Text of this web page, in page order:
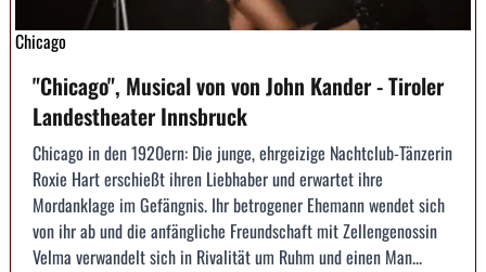
Chicago
"Chicago", Musical von von John Kander - Tiroler
Landestheater Innsbruck
Chicago in den 1920ern: Die junge, ehrgeizige Nachtclub-Tänzerin
Roxie Hart erschießt ihren Liebhaber und erwartet ihre
Mordanklage im Gefängnis. Ihr betrogener Ehemann wendet sich
von ihr ab und die anfängliche Freundschaft mit Zellengenossin
Velma verwandelt sich in Rivalität um Ruhm und einen Man...